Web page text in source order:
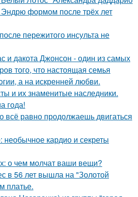
формом после трёх лет
пережитого инсульта не
и дакота Джонсон - один из самых
того, что настоящая семья
а на искренней любви.
и их знаменитые наследники.
года!
всё равно продолжаешь двигаться
необычное кардио и секреты
о чем молчат ваши вещи?
в 56 лет вышла на "Золотой
платье.